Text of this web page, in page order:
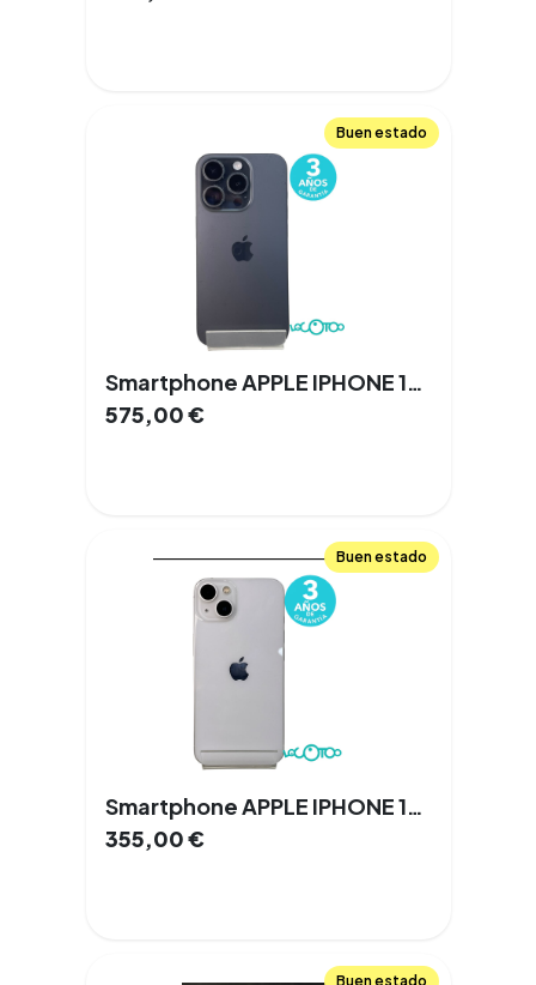
Buen estado
Smartphone APPLE IPHONE 15 PRO 6,1 '' 6 GB 128 GB Doble SIM 81% 5G NFC
575,00€
Buen estado
Smartphone APPLE IPHONE 13 6,1 '' 6 GB 128 GB Doble SIM 5G NFC
355,00€
Buen estado